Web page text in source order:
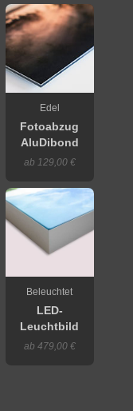
Edel
Fotoabzug
AluDibond
ab 129,00 €
Beleuchtet
LED-
Leuchtbild
ab 479,00 €